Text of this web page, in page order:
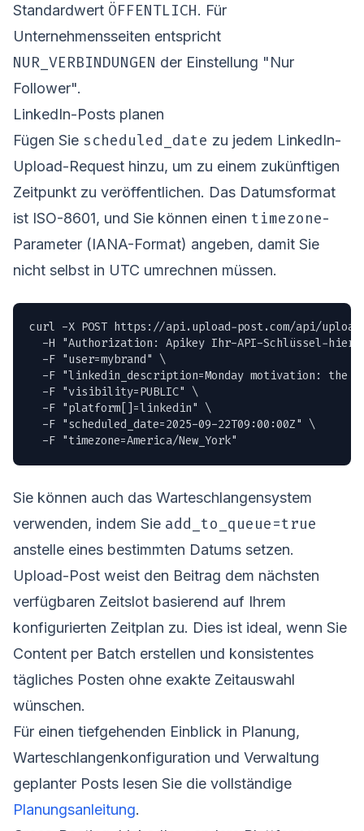
Standardwert ÖFFENTLICH. Für
Unternehmensseiten entspricht
NUR_VERBINDUNGEN der Einstellung "Nur
Follower".
LinkedIn-Posts planen
Fügen Sie scheduled_date zu jedem LinkedIn-
Upload-Request hinzu, um zu einem zukünftigen
Zeitpunkt zu veröffentlichen. Das Datumsformat
ist ISO-8601, und Sie können einen timezone-
Parameter (IANA-Format) angeben, damit Sie
nicht selbst in UTC umrechnen müssen.
curl -X POST https://api.upload-post.com/api/
-H "Authorization: Apikey Ihr-API-Schlüssel-hier"
  -F "user=mybrand" \
-F "linkedin_description=Monday motivation: the
  -F "visibility=PUBLIC" \
  -F "platform[]=linkedin" \
  -F "scheduled_date=2025-09-22T09:00:00Z" \
  -F "timezone=America/New_York"
Sie können auch das Warteschlangensystem
verwenden, indem Sie add_to_queue=true
anstelle eines bestimmten Datums setzen.
Upload-Post weist den Beitrag dem nächsten
verfügbaren Zeitslot basierend auf Ihrem
konfigurierten Zeitplan zu. Dies ist ideal, wenn Sie
Content per Batch erstellen und konsistentes
tägliches Posten ohne exakte Zeitauswahl
wünschen.
Für einen tiefgehenden Einblick in Planung,
Warteschlangenkonfiguration und Verwaltung
geplanter Posts lesen Sie die vollständige
Planungsanleitung.